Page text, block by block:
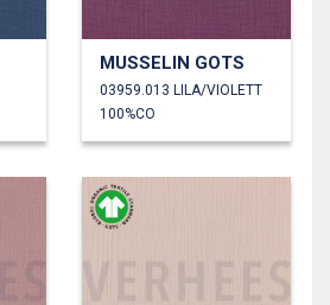
MUSSELIN GOTS
03959.013 LILA/VIOLETT
100%CO